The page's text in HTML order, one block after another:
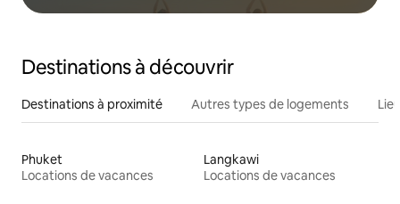
Destinations à découvrir
Destinations à proximité Autres types de logements
Phuket
Locations de vacances
Langkawi
Locations de vacances